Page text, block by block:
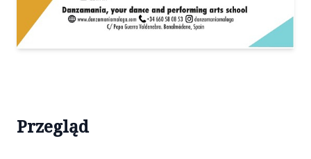
Przegląd